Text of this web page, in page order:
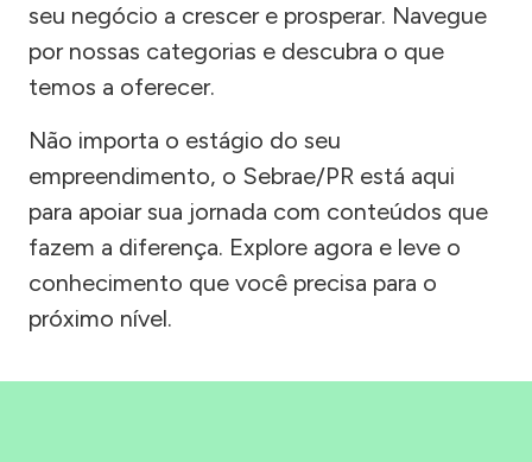
seu negócio a crescer e prosperar. Navegue
por nossas categorias e descubra o que
temos a oferecer.
Não importa o estágio do seu
empreendimento, o Sebrae/PR está aqui
para apoiar sua jornada com conteúdos que
fazem a diferença. Explore agora e leve o
conhecimento que você precisa para o
próximo nível.